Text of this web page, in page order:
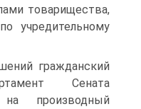
товарищества,
учредительному
гражданский
Сената
производный